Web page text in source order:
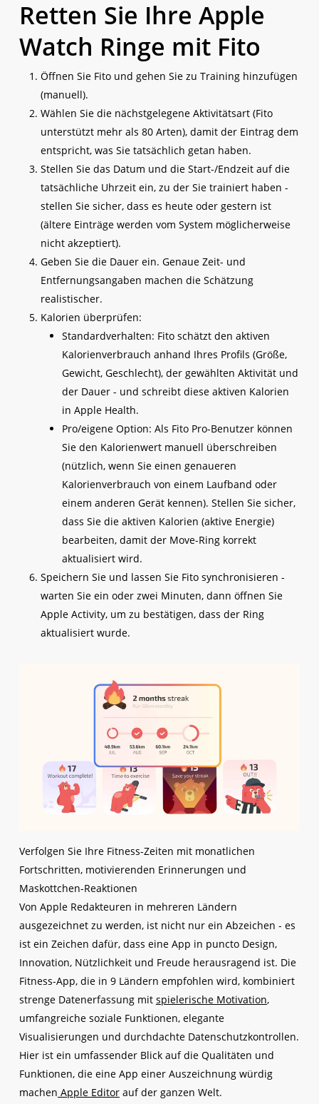
Retten Sie Ihre Apple
Watch Ringe mit Fito
Öffnen Sie Fito und gehen Sie zu Training hinzufügen
(manuell).
Wählen Sie die nächstgelegene Aktivitätsart (Fito
unterstützt mehr als 80 Arten), damit der Eintrag dem
entspricht, was Sie tatsächlich getan haben.
Stellen Sie das Datum und die Start-/Endzeit auf die
tatsächliche Uhrzeit ein, zu der Sie trainiert haben -
stellen Sie sicher, dass es heute oder gestern ist
(ältere Einträge werden vom System möglicherweise
nicht akzeptiert).
Geben Sie die Dauer ein. Genaue Zeit- und
Entfernungsangaben machen die Schätzung
realistischer.
Kalorien überprüfen:
Standardverhalten: Fito schätzt den aktiven
Kalorienverbrauch anhand Ihres Profils (Größe,
Gewicht, Geschlecht), der gewählten Aktivität und
der Dauer - und schreibt diese aktiven Kalorien
in Apple Health.
Pro/eigene Option: Als Fito Pro-Benutzer können
Sie den Kalorienwert manuell überschreiben
(nützlich, wenn Sie einen genaueren
Kalorienverbrauch von einem Laufband oder
einem anderen Gerät kennen). Stellen Sie sicher,
dass Sie die aktiven Kalorien (aktive Energie)
bearbeiten, damit der Move-Ring korrekt
aktualisiert wird.
Speichern Sie und lassen Sie Fito synchronisieren -
warten Sie ein oder zwei Minuten, dann öffnen Sie
Apple Activity, um zu bestätigen, dass der Ring
aktualisiert wurde.
Verfolgen Sie Ihre Fitness-Zeiten mit monatlichen
Fortschritten, motivierenden Erinnerungen und
Maskottchen-Reaktionen
Von Apple Redakteuren in mehreren Ländern
ausgezeichnet zu werden, ist nicht nur ein Abzeichen - es
ist ein Zeichen dafür, dass eine App in puncto Design,
Innovation, Nützlichkeit und Freude herausragend ist. Die
Fitness-App, die in 9 Ländern empfohlen wird, kombiniert
strenge Datenerfassung mit spielerische Motivation,
umfangreiche soziale Funktionen, elegante
Visualisierungen und durchdachte Datenschutzkontrollen.
Hier ist ein umfassender Blick auf die Qualitäten und
Funktionen, die eine App einer Auszeichnung würdig
machen Apple Editorauf der ganzen Welt.